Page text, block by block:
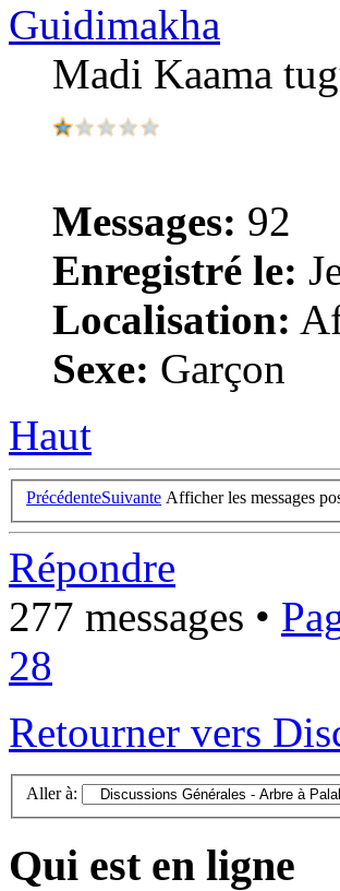
Guidimakha
Madi Kaama
Messages: 92
Enregistré le:
Localisation:
Sexe: Garçon
Haut
PrécédenteSuivante Afficher les messages
Répondre
277 messages •
28
Retourner vers
Aller à:
Qui est en ligne